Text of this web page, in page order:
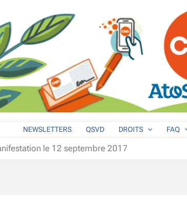
NEWSLETTERS QSVD DROITS FAQ
le 12 septembre 2017